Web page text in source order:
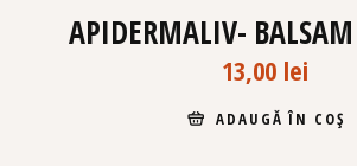
APIDERMALIV-
13,00 lei
ADAUGĂ ÎN COȘ